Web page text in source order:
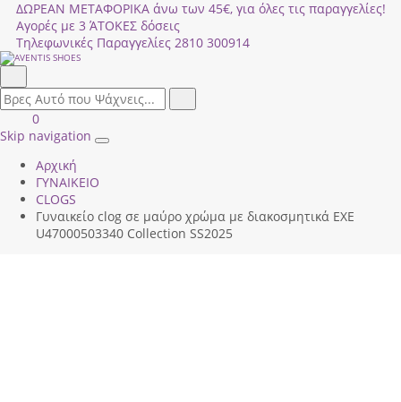
ΔΩΡΕΑΝ ΜΕΤΑΦΟΡΙΚΑ άνω των 45€, για όλες τις παραγγελίες!
Αγορές με 3 ΆΤΟΚΕΣ δόσεις
Τηλεφωνικές Παραγγελίες 2810 300914
field.search
Είσοδος
|
ΚΑΛΑΘΙ
ΑΓΟΡΩΝ
0
Skip navigation
Toggle
Αρχική
ΓΥΝΑΙΚΕΙΟ
CLOGS
Γυναικείο clog σε μαύρο χρώμα με διακοσμητικά EXE
U47000503340 Collection SS2025